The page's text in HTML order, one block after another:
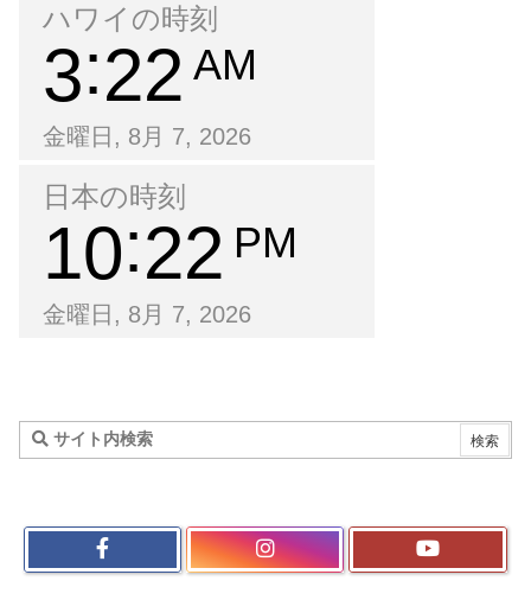
ハワイの時刻
3 22 AM
金曜日, 8月 7, 2026
日本の時刻
10 22 PM
金曜日, 8月 7, 2026